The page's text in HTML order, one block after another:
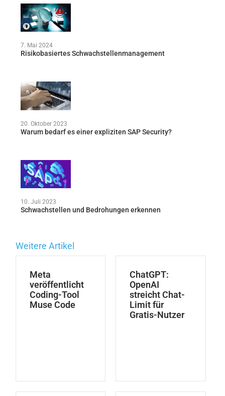
7. Mai 2024
Risikobasiertes Schwachstellenmanagement
20. Oktober 2023
Warum bedarf es einer expliziten SAP Security?
10. Juli 2023
Schwachstellen und Bedrohungen erkennen
Weitere Artikel
Meta
veröffentlicht
Coding-Tool
Muse Code
ChatGPT:
OpenAI
streicht Chat-
Limit für
Gratis-Nutzer